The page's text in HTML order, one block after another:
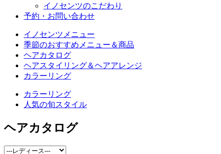
イノセンツのこだわり
予約・お問い合わせ
イノセンツメニュー
季節のおすすめメニュー＆商品
ヘアカタログ
ヘアスタイリング＆ヘアアレンジ
カラーリング
カラーリング
人気の旬スタイル
ヘアカタログ